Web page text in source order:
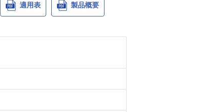
適用表 製品概要